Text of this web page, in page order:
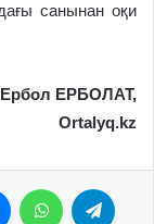
санынан оқи
Ербол ЕРБОЛАТ,
Ortalyq.kz